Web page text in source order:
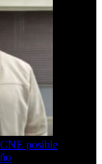
posible